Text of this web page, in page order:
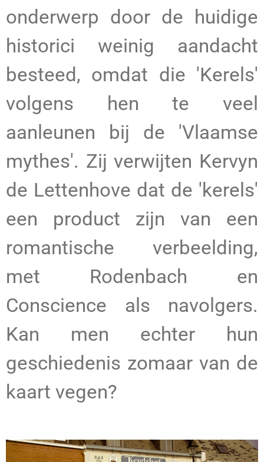
onderwerp door de huidige
historici weinig aandacht
besteed, omdat die 'Kerels'
volgens hen te veel
aanleunen bij de 'Vlaamse
mythes'. Zij verwijten Kervyn
de Lettenhove dat de 'kerels'
een product zijn van een
romantische verbeelding,
met Rodenbach en
Conscience als navolgers.
Kan men echter hun
geschiedenis zomaar van de
kaart vegen?